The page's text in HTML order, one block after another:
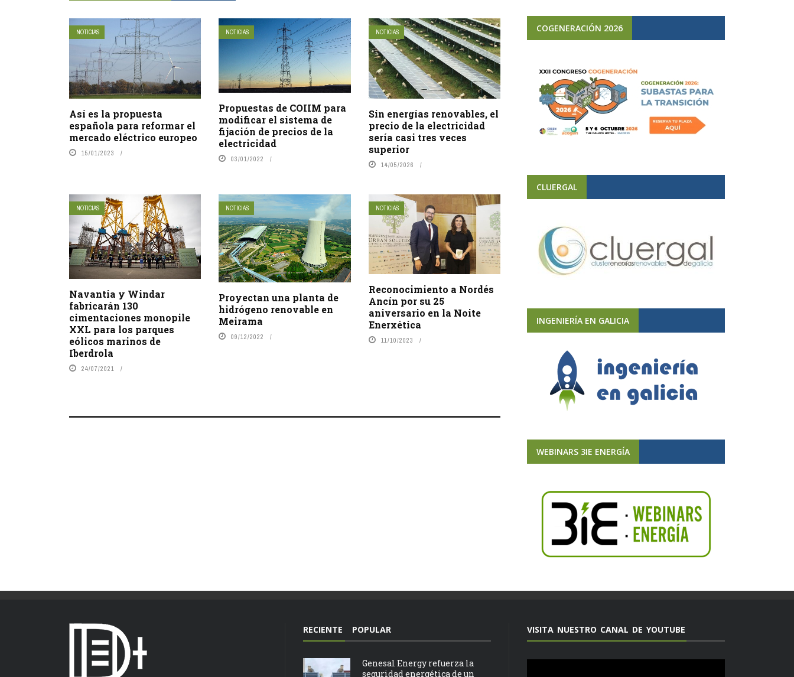
NOTICIAS
Así es la propuesta
española para reformar el
mercado eléctrico europeo
15/01/2023
NOTICIAS
Propuestas de COIIM para
modificar el sistema de
fijación de precios de la
electricidad
03/01/2022
NOTICIAS
Sin energías renovables, el
precio de la electricidad
sería casi tres veces
superior
14/05/2026
NOTICIAS
Navantia y Windar
fabricarán 130
cimentaciones monopile
XXL para los parques
eólicos marinos de
Iberdrola
24/07/2021
NOTICIAS
Proyectan una planta de
hidrógeno renovable en
Meirama
09/12/2022
NOTICIAS
Reconocimiento a Nordés
Ancín por su 25
aniversario en la Noite
Enerxética
11/10/2023
COGENERACIÓN 2026
CLUERGAL
INGENIERÍA EN GALICIA
WEBINARS 3IE ENERGÍA
RECIENTE POPULAR
Genesal Energy refuerza la
seguridad energética de un
VISITA NUESTRO CANAL DE YOUTUBE